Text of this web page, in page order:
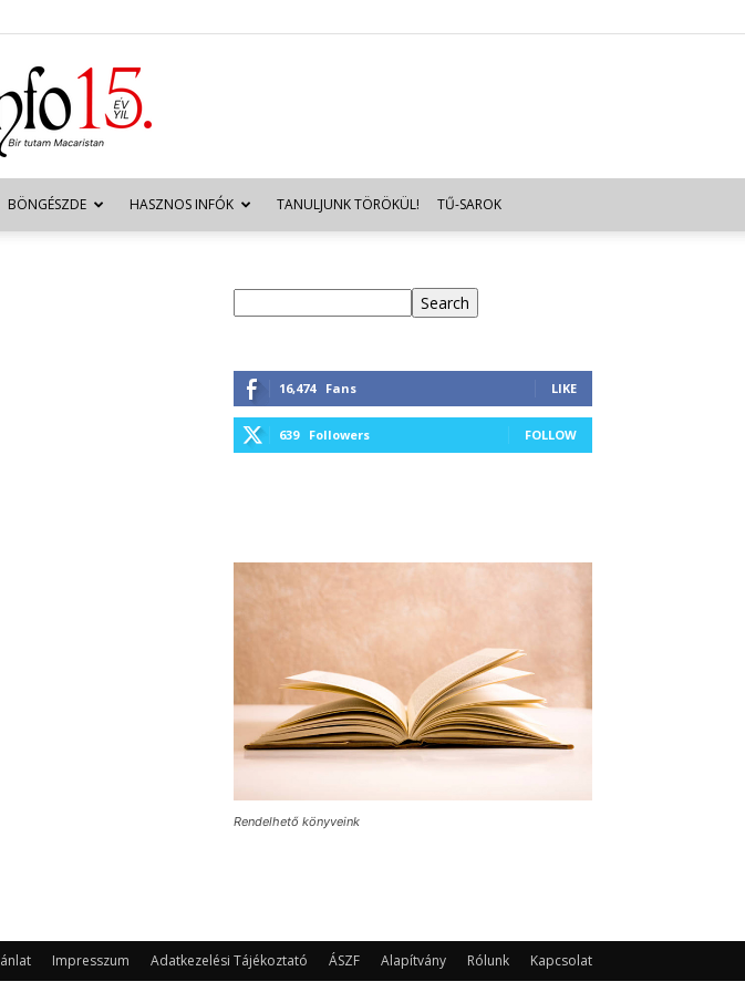
Türkinfo
BÖNGÉSZDE HASZNOS INFÓK TANULJUNK TÖRÖKÜL! TŰ-SAROK
Search
16,474 Fans LIKE
639 Followers FOLLOW
Rendelhető könyveink
Impresszum Adatkezelési Tájékoztató ÁSZF Alapítvány Rólunk Kapcsolat